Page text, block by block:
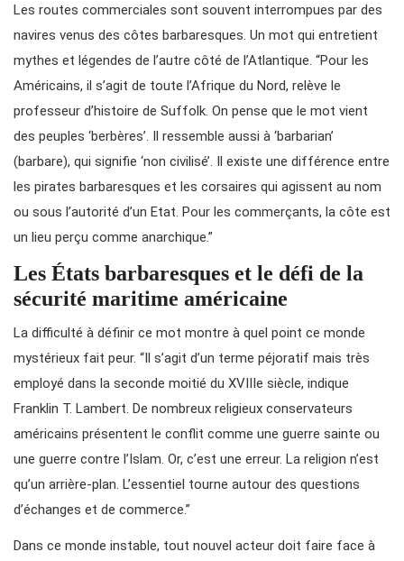
Les routes commerciales sont souvent interrompues par des
navires venus des côtes barbaresques. Un mot qui entretient
mythes et légendes de l’autre côté de l’Atlantique. “Pour les
Américains, il s’agit de toute l’Afrique du Nord, relève le
professeur d’histoire de Suffolk. On pense que le mot vient
des peuples ‘berbères’. Il ressemble aussi à ‘barbarian’
(barbare), qui signifie ‘non civilisé’. Il existe une différence entre
les pirates barbaresques et les corsaires qui agissent au nom
ou sous l’autorité d’un Etat. Pour les commerçants, la côte est
un lieu perçu comme anarchique.”
Les États barbaresques et le défi de la
sécurité maritime américaine
La difficulté à définir ce mot montre à quel point ce monde
mystérieux fait peur. “Il s’agit d’un terme péjoratif mais très
employé dans la seconde moitié du XVIIIe siècle, indique
Franklin T. Lambert. De nombreux religieux conservateurs
américains présentent le conflit comme une guerre sainte ou
une guerre contre l’Islam. Or, c’est une erreur. La religion n’est
qu’un arrière-plan. L’essentiel tourne autour des questions
d’échanges et de commerce.”
Dans ce monde instable, tout nouvel acteur doit faire face à